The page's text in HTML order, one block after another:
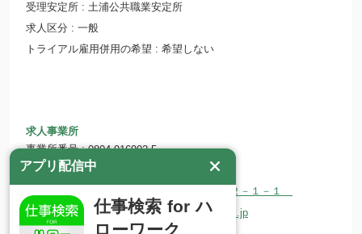
受理安定所
土浦公共職業安定所
求人区分
一般
トライアル雇用併用の希望
希望しない
求人事業所
事業所番号
0804-916902-5
事業所名
筑波大学附属病院
〒305-8576 茨城県つくば市天久保２－１－１
ホームページ
http://www.s.hosp.tsukuba.ac.jp
アプリ配信中
仕事検索 for ハ
ローワーク